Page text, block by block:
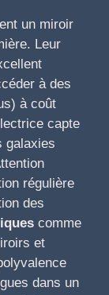
un miroir
Leur
à des
à coût
capte
galaxies
régulière
des
comme
et
dans un